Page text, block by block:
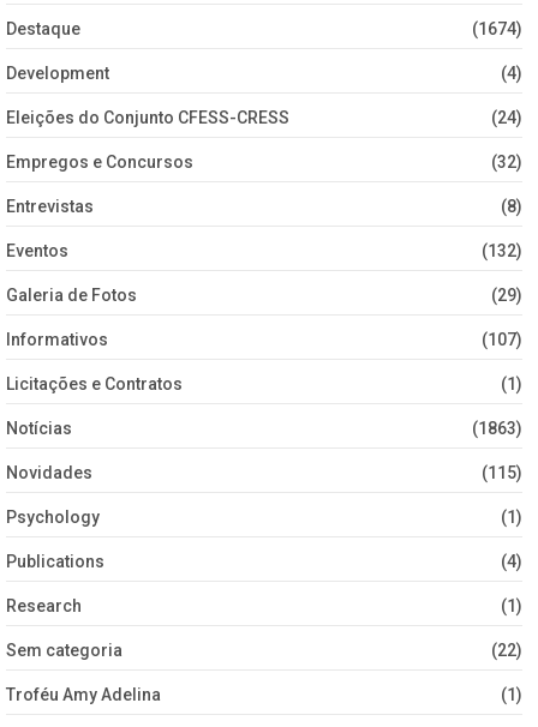
Destaque (1674)
Development (4)
Eleições do Conjunto CFESS-CRESS (24)
Empregos e Concursos (32)
Entrevistas (8)
Eventos (132)
Galeria de Fotos (29)
Informativos (107)
Licitações e Contratos (1)
Notícias (1863)
Novidades (115)
Psychology (1)
Publications (4)
Research (1)
Sem categoria (22)
Troféu Amy Adelina (1)